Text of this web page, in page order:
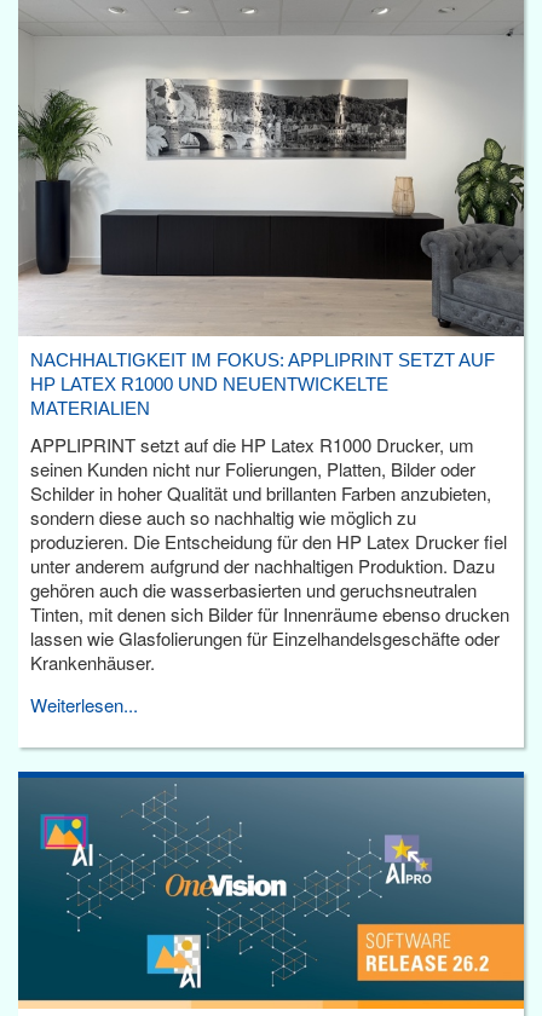
NACHHALTIGKEIT IM FOKUS: APPLIPRINT SETZT AUF
HP LATEX R1000 UND NEUENTWICKELTE
MATERIALIEN
APPLIPRINT setzt auf die HP Latex R1000 Drucker, um
seinen Kunden nicht nur Folierungen, Platten, Bilder oder
Schilder in hoher Qualität und brillanten Farben anzubieten,
sondern diese auch so nachhaltig wie möglich zu
produzieren. Die Entscheidung für den HP Latex Drucker fiel
unter anderem aufgrund der nachhaltigen Produktion. Dazu
gehören auch die wasserbasierten und geruchsneutralen
Tinten, mit denen sich Bilder für Innenräume ebenso drucken
lassen wie Glasfolierungen für Einzelhandelsgeschäfte oder
Krankenhäuser.
Weiterlesen...